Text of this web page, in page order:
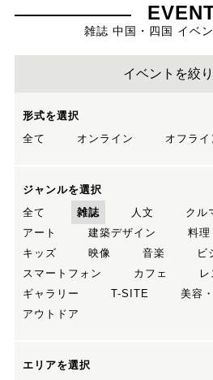
雑誌 中国・四国 イベ
イベントを絞
形式を選択
全て
オンライン オフライ
ジャンルを選択
全て
雑誌 人文
クル
アート
建築デザイン 料理
キッズ
映像 音楽
ビ
スマートフォン
カフェ
ギャラリー
T-SITE 美容
アウトドア
エリアを選択